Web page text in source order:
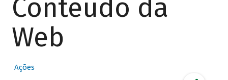
Conteúdo da
Web
Ações